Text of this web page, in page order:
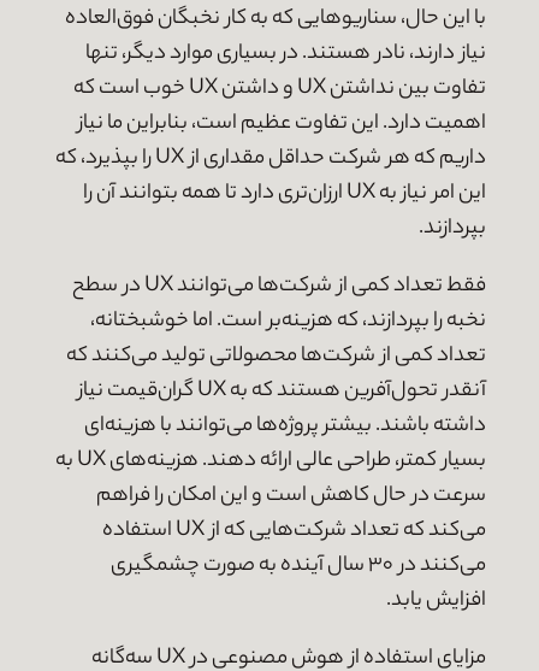
با این حال، سناریوهایی که به کار نخبگان فوق‌العاده
نیاز دارند، نادر هستند. در بسیاری موارد دیگر، تنها
تفاوت بین نداشتن UX و داشتن UX خوب است که
اهمیت دارد. این تفاوت عظیم است، بنابراین ما نیاز
داریم که هر شرکت حداقل مقداری از UX را بپذیرد، که
این امر نیاز به UX ارزان‌تری دارد تا همه بتوانند آن را
بپردازند.
فقط تعداد کمی از شرکت‌ها می‌توانند UX در سطح
نخبه را بپردازند، که هزینه‌بر است. اما خوشبختانه،
تعداد کمی از شرکت‌ها محصولاتی تولید می‌کنند که
آنقدر تحول‌آفرین هستند که به UX گران‌قیمت نیاز
داشته باشند. بیشتر پروژه‌ها می‌توانند با هزینه‌ای
بسیار کمتر، طراحی عالی ارائه دهند. هزینه‌های UX به
سرعت در حال کاهش است و این امکان را فراهم
می‌کند که تعداد شرکت‌هایی که از UX استفاده
می‌کنند در ۳۰ سال آینده به صورت چشمگیری
افزایش یابد.
مزایای استفاده از هوش مصنوعی در UX سه‌گانه